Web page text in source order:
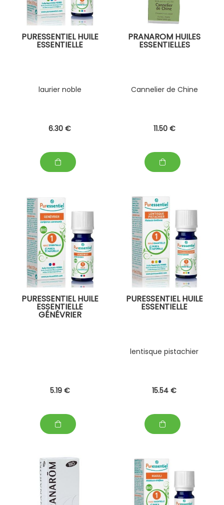
PURESSENTIEL HUILE
ESSENTIELLE
laurier noble
6.30 €
PRANAROM HUILES
ESSENTIELLES
Cannelier de Chine
11.50 €
PURESSENTIEL HUILE
ESSENTIELLE
GÉNÉVRIER
5.19 €
PURESSENTIEL HUILE
ESSENTIELLE
lentisque pistachier
15.54 €